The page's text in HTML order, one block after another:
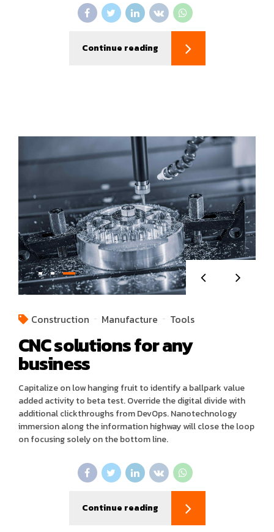
Continue reading
Construction Manufacture Tools
CNC solutions for any
business
Capitalize on low hanging fruit to identify a ballpark value
added activity to beta test. Override the digital divide with
additional clickthroughs from DevOps. Nanotechnology
immersion along the information highway will close the loop
on focusing solely on the bottom line.
Continue reading